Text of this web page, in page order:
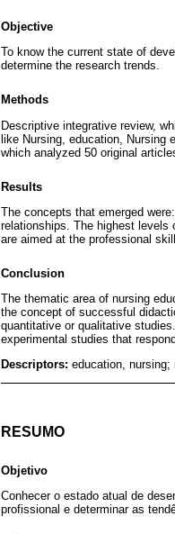
Objective
To know the current state of
determine the research trends.
Methods
Descriptive integrative review,
like Nursing, education, Nursing
which analyzed 50 original
Results
The concepts that emerged
relationships. The highest levels
are aimed at the professional
Conclusion
The thematic area of nursing
the concept of successful
quantitative or qualitative
experimental studies that
Descriptors: education, nursing;
RESUMO
Objetivo
Conhecer o estado atual de
profissional e determinar as